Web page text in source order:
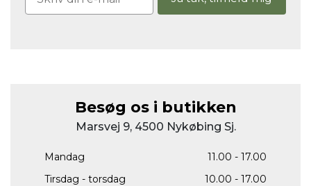
Besøg os i butikken
Marsvej 9, 4500 Nykøbing Sj.
Mandag
11.00 - 17.00
Tirsdag - torsdag
10.00 - 17.00